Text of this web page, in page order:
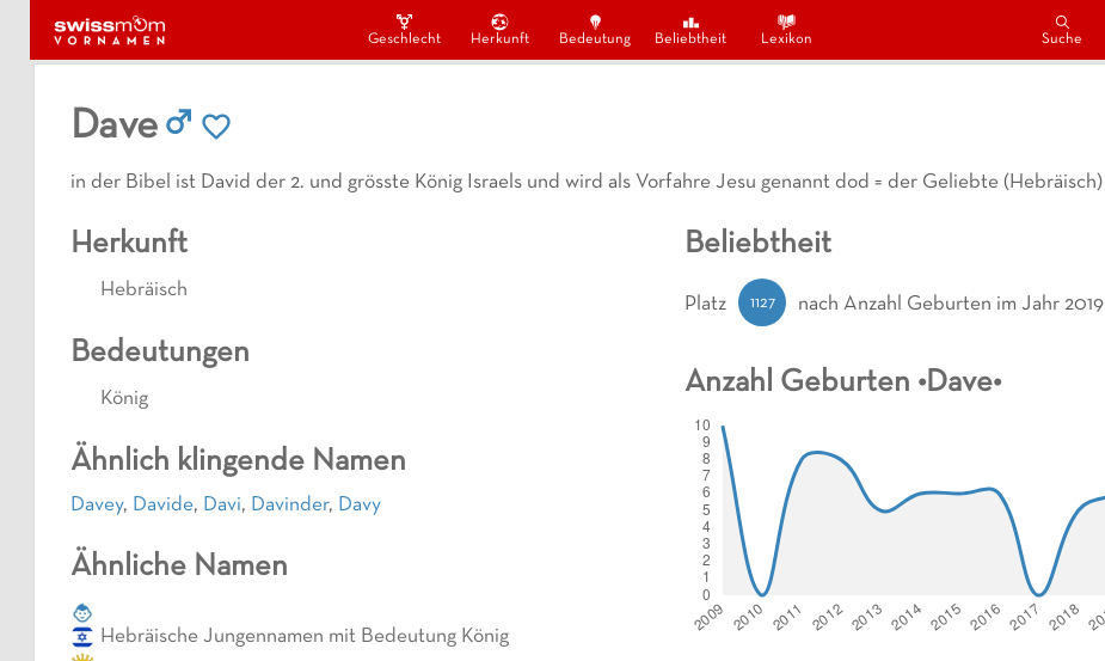
Geschlecht Herkunft Bedeutung Beliebtheit Lexikon Suche
Dave
in der Bibel ist David der 2. und grösste König Israels und wird als Vorfahre Jesu genannt dod = der Geliebte (Hebräisch)
Herkunft
Hebräisch
Bedeutungen
König
Ähnlich klingende Namen
Davey, Davide, Davi, Davinder, Davy
Ähnliche Namen
Hebräische Jungennamen mit Bedeutung König
Beliebtheit
Platz 1127 nach Anzahl Geburten im Jahr 2019
Anzahl Geburten •Dave•